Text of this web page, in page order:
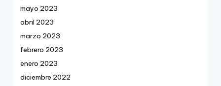
mayo 2023
abril 2023
marzo 2023
febrero 2023
enero 2023
diciembre 2022